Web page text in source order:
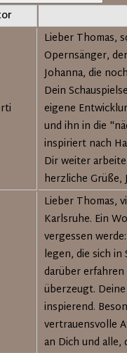
Lieber Thomas,
Opernsänger,
Johanna, die
Dein
eigene
und ihn in die
inspiriert nach
Dir weiter
herzliche Grüße,
Lieber Thomas,
Karlsruhe. Ein
vergessen
legen, die sich in
darüber
überzeugt.
inspierend.
vertrauensvolle
an Dich und